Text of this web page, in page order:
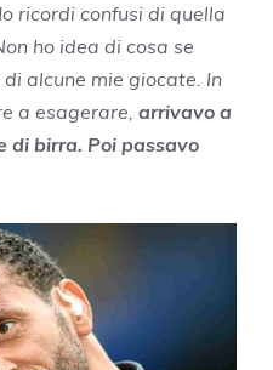
ricordi confusi di quella
ho idea di cosa se
alcune mie giocate. In
a esagerare, arrivavo a
di birra. Poi passavo